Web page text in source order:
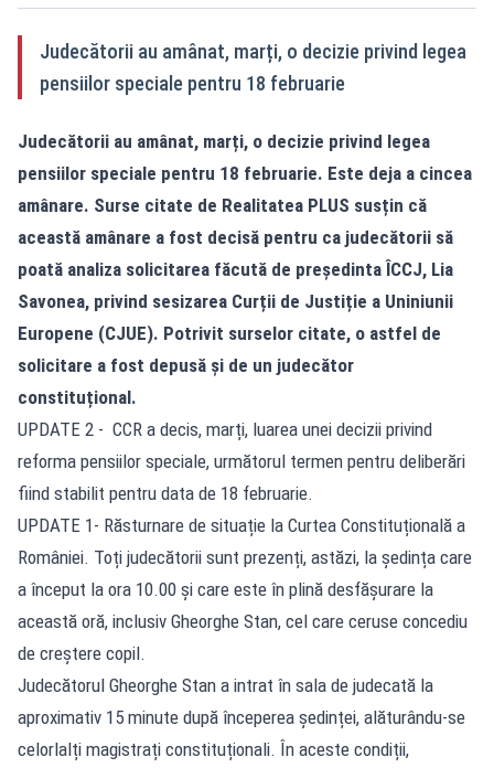
Judecătorii au amânat, marți, o decizie privind legea
pensiilor speciale pentru 18 februarie
Judecătorii au amânat, marți, o decizie privind legea
pensiilor speciale pentru 18 februarie. Este deja a cincea
amânare. Surse citate de Realitatea PLUS susțin că
această amânare a fost decisă pentru ca judecătorii să
poată analiza solicitarea făcută de președinta ÎCCJ, Lia
Savonea, privind sesizarea Curții de Justiție a Uniniunii
Europene (CJUE). Potrivit surselor citate, o astfel de
solicitare a fost depusă și de un judecător
constituțional.
UPDATE 2 - CCR a decis, marți, luarea unei decizii privind
reforma pensiilor speciale, următorul termen pentru deliberări
fiind stabilit pentru data de 18 februarie.
UPDATE 1- Răsturnare de situație la Curtea Constituțională a
României. Toți judecătorii sunt prezenți, astăzi, la ședința care
a început la ora 10.00 și care este în plină desfășurare la
această oră, inclusiv Gheorghe Stan, cel care ceruse concediu
de creștere copil.
Judecătorul Gheorghe Stan a intrat în sala de judecată la
aproximativ 15 minute după începerea ședinței, alăturându-se
celorlalți magistrați constituționali. În aceste condiții,